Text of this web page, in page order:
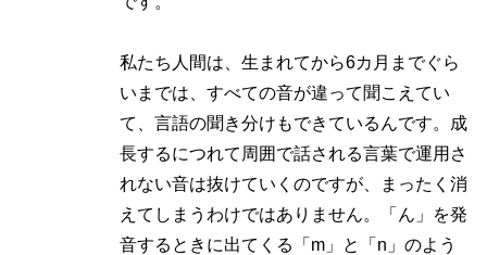
私たち人間は、生まれてから6カ月までぐら
いまでは、すべての音が違って聞こえてい
て、言語の聞き分けもできているんです。成
長するにつれて周囲で話される言葉で運用さ
れない音は抜けていくのですが、まったく消
えてしまうわけではありません。「ん」を発
音するときに出てくる「m」と「n」のよう